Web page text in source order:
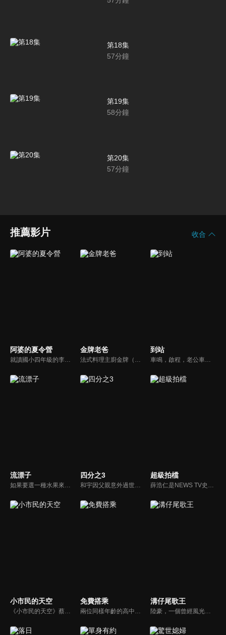
第18集
57分鐘
第19集
58分鐘
第20集
57分鐘
推薦影片 收合
阿婆的夏令營
就讀國小四年級的李軒，對快到的暑假有很多美好想法，沒想到放暑假前一天，爸爸被派到外地、媽媽出差，爸爸只好半哄半騙帶李軒回花蓮老家。因為跟阿婆非常不熟，再加上阿婆家都是他討厭的藥草味，又沒有電動和網路，又一直逼他做家事、吃青菜，於是李軒一心想要逃離阿婆家、逃離這個變成惡夢的暑假！
金牌老爸
法式料理主廚金牌（屈中恆）與好友吳誠信（卜學亮）合開法式餐廳，不料，因資金週轉不良，誠信不告而別，金牌面臨積欠員工薪水及房租壓力，只得放棄苦心經營半年的餐廳，帶著妻女回家投靠母親（方芳）。精通料理卻對經營理財一竅不通的他，重新尋找工作卻處處碰壁，他的創業理想真能實現嗎？
到站
車鳴，啟程，老公車即將退役，這是它與司機的最後一天，一切沒什麼不同，卻又似乎不那麼一如往常。車門打開，這站要下車的會是什麼人？誰會上來？他們都帶著什麼樣的心情？司機終日問乘客要去哪裡，自己卻無處可去；老乘客的熟悉、新面孔的新奇與漠然，與司機交織出一趟充滿溫度的公車之旅。
流漂子
如果要選一種水果來代表，你的青春滋味會是什麼？對永康街知名冰店的老闆小羅而言，也許青春的滋味就是芒果吧！《流漂子》以小羅的成長經歷為題材，讓觀眾看見一個出生於民國50年代的青年，如何揮灑年輕的熱情與愛情，找出自己所行的道路，並同時映照近三十年來台灣社會的演變。
四分之3
和宇因父親意外過世而回到家鄉，面臨被迫接手的賣菜車生意，以及因跛腳而過度保護他的母親，頓時讓和宇的世界瞬間崩塌，陷入絕望。就在此時，和宇遇見駐村藝術家玟萱，第一個不把自己跛腳當回事的女孩，還約跛腳的自己去騎單車，她在和宇混亂的世界裡，開了一扇窗，並協助他重新理解所謂的家庭。
超級拍檔
薛浩仁是NEWS TV史上最年輕的王牌主播，安孝琪是一直崇拜他的地方電視台小記者，一場天外飛來的車禍讓她遇到了他，只是她萬萬沒有想到，薛浩仁居然趁機剽竊了她的獨家新聞，幻想破滅的她化悲憤為力量，誓言一定要打敗他，未料，冤冤相報的結果，浩仁與孝琪兩人結婚，一家子喜氣洋洋。
小市民的天空 免費搭乘 溝仔尾歌王
陸豪，一個曾經風光但現在落魄返鄉的失意歌王，不得志的抑鬱及妻子的離開讓他成了酒鬼，但內心仍是個極為疼愛子女的父親。他的女兒紅紅因為害怕再失去親人，努力維繫著家庭；兒子陸江江厭惡父親讓自己在眾人面前抬不起頭，卻又無法完全割捨親情。